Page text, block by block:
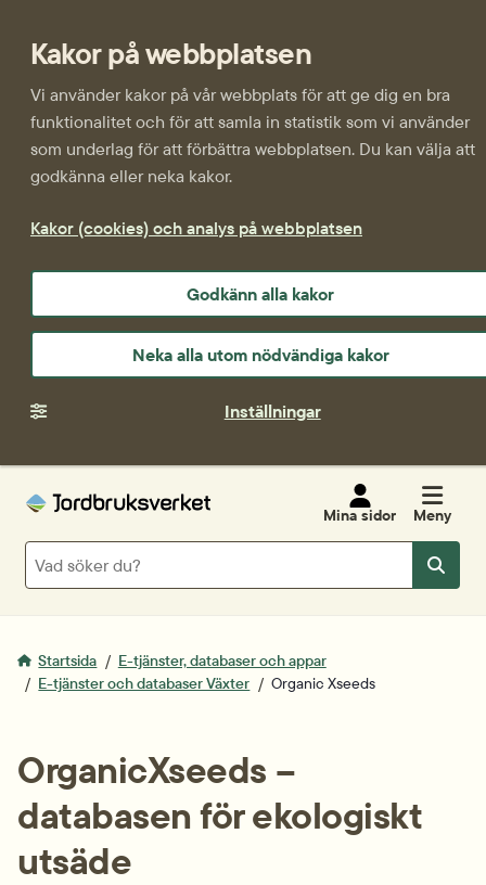
Kakor på webbplatsen
Vi använder kakor på vår webbplats för att ge dig en bra
funktionalitet och för att samla in statistik som vi använder
som underlag för att förbättra webbplatsen. Du kan välja att
godkänna eller neka kakor.
Kakor (cookies) och analys på webbplatsen
Godkänn alla kakor
Neka alla utom nödvändiga kakor
Inställningar
Mina sidor Meny
Sök
Sök
Startsida
E-tjänster, databaser och appar
E-tjänster och databaser Växter
Organic Xseeds
OrganicXseeds –
databasen för ekologiskt
utsäde